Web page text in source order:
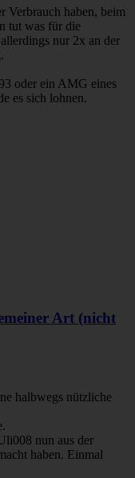
Verbrauch haben, beim
tut was für die
nur 2x an der
oder ein AMG eines
es sich lohnen.
Art (nicht
halbwegs nützliche
nun aus der
haben. Einmal